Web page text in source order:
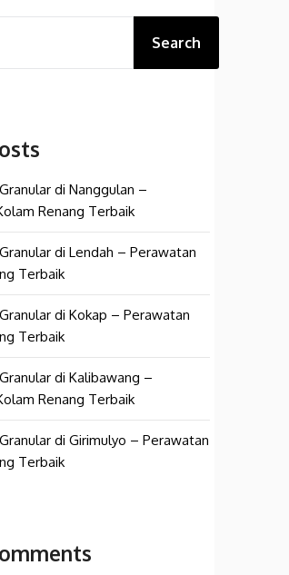
Search
di Nanggulan –
Renang Terbaik
di Lendah – Perawatan
Terbaik
di Kokap – Perawatan
Terbaik
di Kalibawang –
Renang Terbaik
di Girimulyo – Perawatan
Terbaik